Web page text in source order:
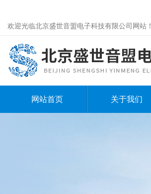
欢迎光临北京盛世音盟电子科技有限公司网站！
网站首页 关于我们